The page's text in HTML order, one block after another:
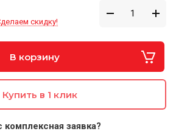
скидку!
В корзину
Купить в 1 клик
комплексная заявка?